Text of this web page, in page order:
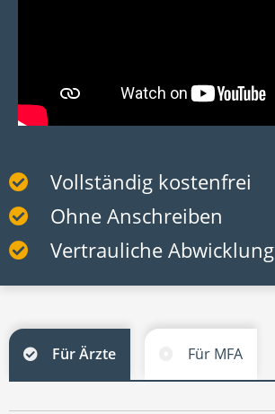
Vollständig kostenfrei
Ohne Anschreiben
Vertrauliche Abwicklung
Für Ärzte Für MFA